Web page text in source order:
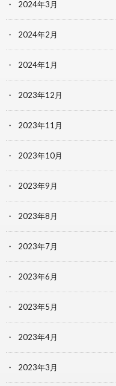
2024年3月
2024年2月
2024年1月
2023年12月
2023年11月
2023年10月
2023年9月
2023年8月
2023年7月
2023年6月
2023年5月
2023年4月
2023年3月